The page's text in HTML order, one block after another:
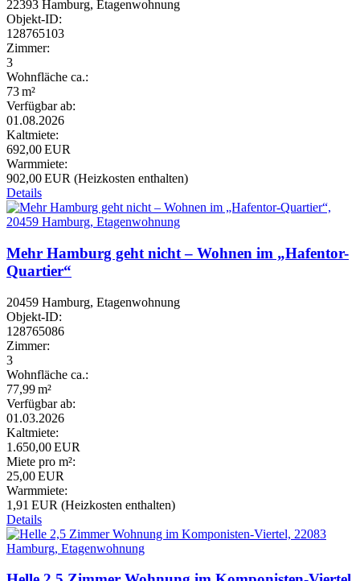
22393 Hamburg, Etagenwohnung
Objekt-ID:
128765103
Zimmer:
3
Wohnfläche ca.:
73 m²
Verfügbar ab:
01.08.2026
Kaltmiete:
692,00 EUR
Warmmiete:
902,00 EUR (Heizkosten enthalten)
Details
Mehr Hamburg geht nicht – Wohnen im „Hafentor-
Quartier“
20459 Hamburg, Etagenwohnung
Objekt-ID:
128765086
Zimmer:
3
Wohnfläche ca.:
77,99 m²
Verfügbar ab:
01.03.2026
Kaltmiete:
1.650,00 EUR
Miete pro m²:
25,00 EUR
Warmmiete:
1,91 EUR (Heizkosten enthalten)
Details